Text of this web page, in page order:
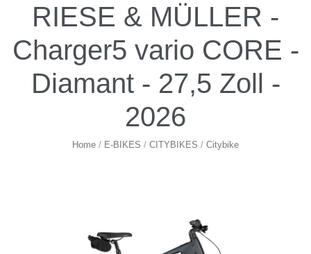
RIESE & MÜLLER -
Charger5 vario CORE -
Diamant - 27,5 Zoll -
2026
Home / E-BIKES / CITYBIKES / Citybike